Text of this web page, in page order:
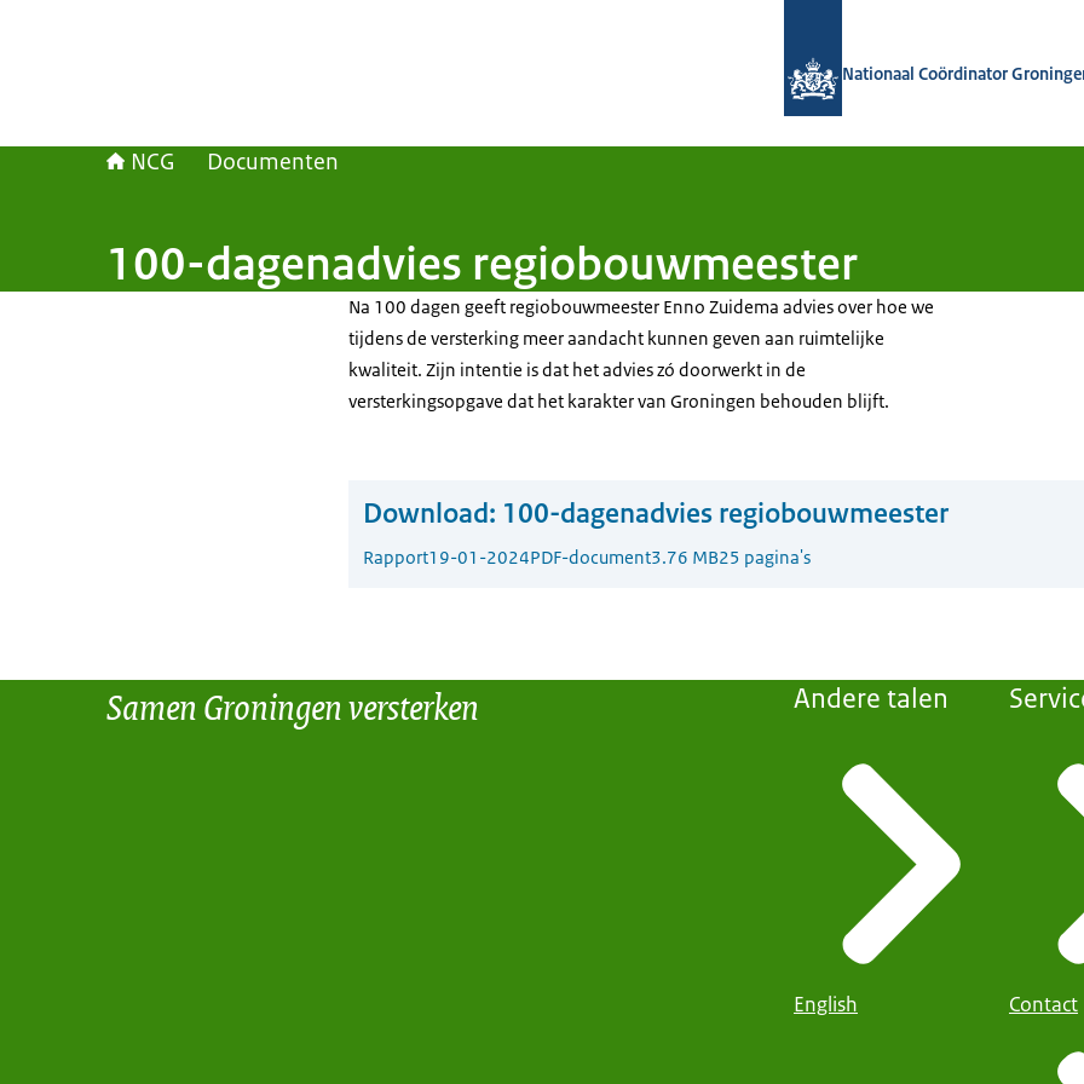
Nationaal Coördinator
NCG Documenten
100-dagenadvies regiobouwmeester
Na 100 dagen geeft regiobouwmeester Enno Zuidema advies over hoe we
tijdens de versterking meer aandacht kunnen geven aan ruimtelijke
kwaliteit. Zijn intentie is dat het advies zó doorwerkt in de
versterkingsopgave dat het karakter van Groningen behouden blijft.
Download: 100-dagenadvies regiobouwmeester
Rapport19-01-2024PDF-document3.76 MB25 pagina's
Samen Groningen versterken Andere talen
English Contact